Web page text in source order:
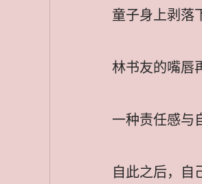
童子身上剥落
林书友的嘴唇
一种责任感与
自此之后，自